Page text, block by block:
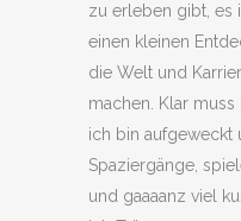
zu erleben gibt, es
einen kleinen
die Welt und
machen. Klar
ich bin aufgeweckt
Spaziergänge,
und gaaaanz viel